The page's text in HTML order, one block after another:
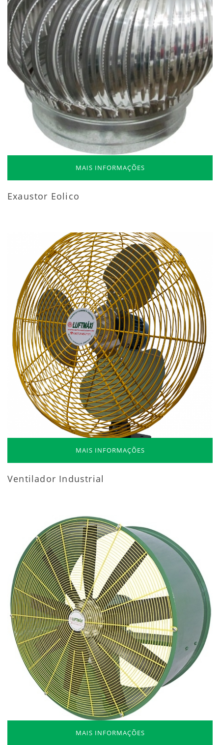
MAIS INFORMAÇÕES
Exaustor Eolico
MAIS INFORMAÇÕES
Ventilador Industrial
MAIS INFORMAÇÕES